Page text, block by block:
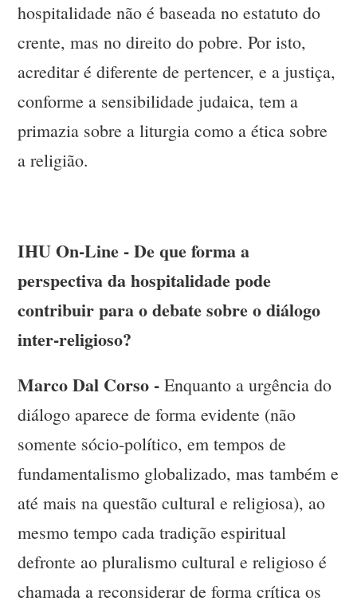
hospitalidade não é baseada no estatuto do
crente, mas no direito do pobre. Por isto,
acreditar é diferente de pertencer, e a justiça,
conforme a sensibilidade judaica, tem a
primazia sobre a liturgia como a ética sobre
a religião.
IHU On-Line - De que forma a
perspectiva da hospitalidade pode
contribuir para o debate sobre o diálogo
inter-religioso?
Marco Dal Corso -Enquanto a urgência do
diálogo aparece de forma evidente (não
somente sócio-político, em tempos de
fundamentalismo globalizado, mas também e
até mais na questão cultural e religiosa), ao
mesmo tempo cada tradição espiritual
defronte ao pluralismo cultural e religioso é
chamada a reconsiderar de forma crítica os